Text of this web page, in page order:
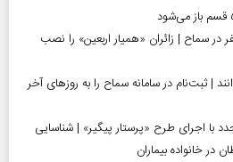
سماح | زائران «همیار اربعین» را نصب
ارز اربعین ۱۴۰۵ بخوانند | ثبت‌نام در سامانه سماح را به روز‌های آخر
مجدد با اجرای طرح «پرستار پیگیر» | شناسایی